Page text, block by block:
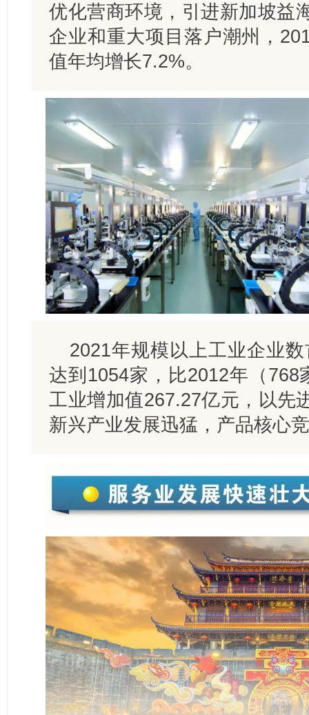
优化营商环境，引进新加坡益
企业和重大项目落户潮州，
值年均增长7.2%。
2021年规模以上工业企业
达到1054家，比2012年（
工业增加值267.27亿元，以先
新兴产业发展迅猛，产品核心